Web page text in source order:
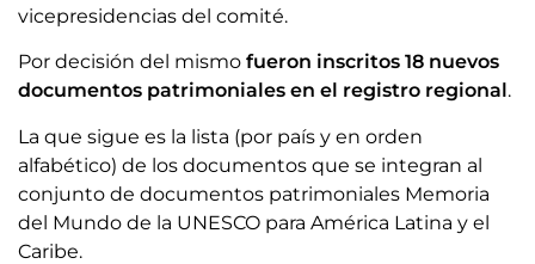
vicepresidencias del comité.
Por decisión del mismo fueron inscritos 18 nuevos
documentos patrimoniales en el registro regional.
La que sigue es la lista (por país y en orden
alfabético) de los documentos que se integran al
conjunto de documentos patrimoniales Memoria
del Mundo de la UNESCO para América Latina y el
Caribe.